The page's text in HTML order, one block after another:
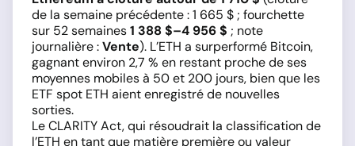
de la semaine précédente : 1 665 $ ; fourchette
sur 52 semaines1 388 $–4 956 $ ; note
journalière :Vente). L’ETH a surperformé Bitcoin,
gagnant environ 2,7 % en restant proche de ses
moyennes mobiles à 50 et 200 jours, bien que les
ETF spot ETH aient enregistré de nouvelles
sorties.
Le CLARITY Act, qui résoudrait la classification de
l’ETH en tant que matière première ou valeur